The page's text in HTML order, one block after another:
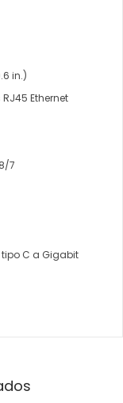
in.)
Ethernet
7
C a Gigabit